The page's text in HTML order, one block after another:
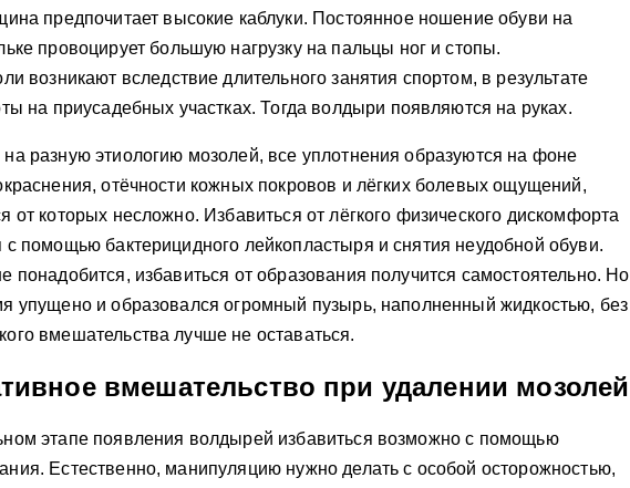
предпочитает высокие каблуки. Постоянное ношение обуви на
провоцирует большую нагрузку на пальцы ног и стопы.
возникают вследствие длительного занятия спортом, в результате
на приусадебных участках. Тогда волдыри появляются на руках.
разную этиологию мозолей, все уплотнения образуются на фоне
отёчности кожных покровов и лёгких болевых ощущений,
от которых несложно. Избавиться от лёгкого физического дискомфорта
с помощью бактерицидного лейкопластыря и снятия неудобной обуви.
понадобится, избавиться от образования получится самостоятельно. Но
упущено и образовался огромный пузырь, наполненный жидкостью, без
вмешательства лучше не оставаться.
вмешательство при удалении мозолей
этапе появления волдырей избавиться возможно с помощью
Естественно, манипуляцию нужно делать с особой осторожностью,